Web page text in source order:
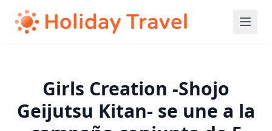
Girls Creation -Shojo
Geijutsu Kitan- se une a la